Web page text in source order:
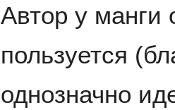
Автор у манги
пользуется
однозначно